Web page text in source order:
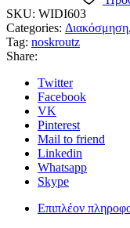
SKU: WIDI603
Categories: Διακόσμηση,
Tag: noskroutz
Share:
Twitter
Facebook
VK
Pinterest
Mail to friend
Linkedin
Whatsapp
Skype
Επιπλέον